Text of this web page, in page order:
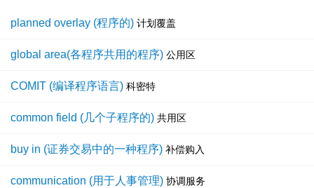
planned overlay (程序的) 计划覆盖
global area(各程序共用的程序) 公用区
COMIT (编译程序语言) 科密特
common field (几个子程序的) 共用区
buy in (证券交易中的一种程序) 补偿购入
communication (用于人事管理) 协调服务